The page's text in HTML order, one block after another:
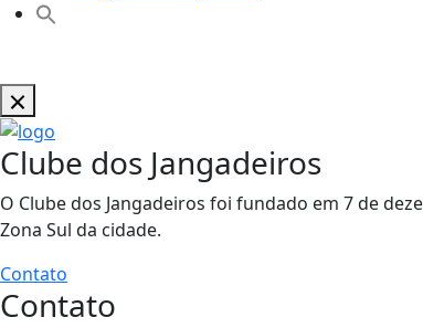
Clube dos Jangadeiros
O Clube dos Jangadeiros foi fundado em 7 de
Zona Sul da cidade.
Contato
Contato